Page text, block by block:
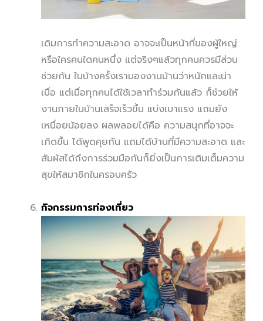
เดิมการทำความสะอาด อาจจะเป็นหน้าที่ของผู้ใหญ่
หรือใครคนใดคนหนึ่ง แต่จริงๆแล้วทุกคนควรมีส่วน
ช่วยกัน ในบ้างครั้งเรามองงานบ้านว่าหนักและน่า
เบื่อ แต่เมื่อทุกคนได้ใช้เวลาทำร่วมกันแล้ว ก็ช่วยให้
งานภายในบ้านเสร็จเร็วขึ้น แบ่งเบาแรง แถมยัง
เหนื่อยน้อยลง ผลพลอยได้คือ ความสนุกที่อาจจะ
เกิดขึ้น ได้พูดคุยกัน แถมได้บ้านที่มีความสะอาด และ
สัมผัสได้ถึงการร่วมมือกันก็ยิ่งเป็นการเติมเต็มความ
สุขให้สมาชิกในครอบครัว
กิจกรรมการท่องเที่ยว